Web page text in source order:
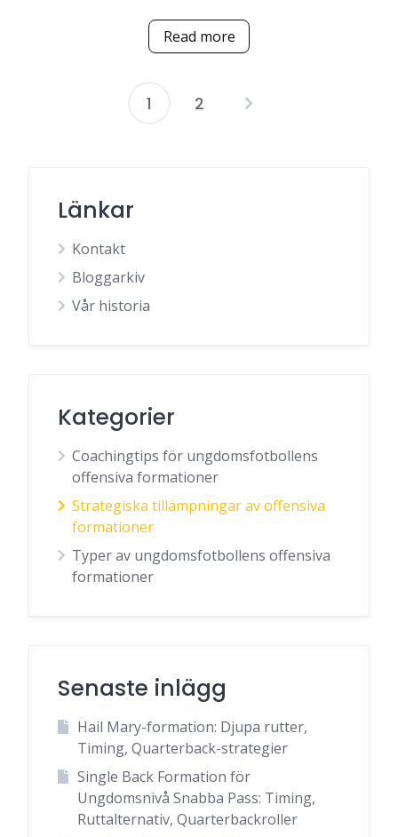
Read more
Posts
1 2
Länkar
Kontakt
Bloggarkiv
Vår historia
Kategorier
Coachingtips för ungdomsfotbollens
offensiva formationer
Strategiska tillämpningar av offensiva
formationer
Typer av ungdomsfotbollens offensiva
formationer
Senaste inlägg
Hail Mary-formation: Djupa rutter,
Timing, Quarterback-strategier
Single Back Formation för
Ungdomsnivå Snabba Pass: Timing,
Ruttalternativ, Quarterbackroller